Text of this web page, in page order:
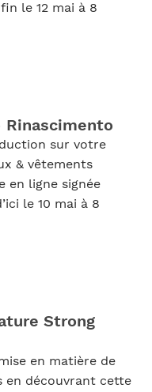
le 12 mai à 8
sur votre
& vêtements
en ligne signée
le 10 mai à 8
Strong
en matière de
en découvrant cette